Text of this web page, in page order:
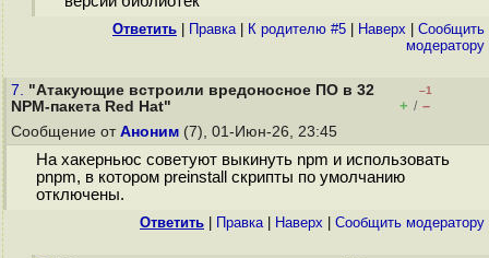
Ответить Правка| К родителю #5 Наверх
Cообщить
модератору
7. "Атакующие встроили вредоносное ПО в 32
NPM-пакета Red Hat"
–1
+ / –
Сообщение от Аноним (7), 01-Июн-26, 23:45
На хакерньюс советуют выкинуть npm и использовать
pnpm, в котором preinstall скрипты по умолчанию
отключены.
Ответить Правка| Наверх Cообщить модератору